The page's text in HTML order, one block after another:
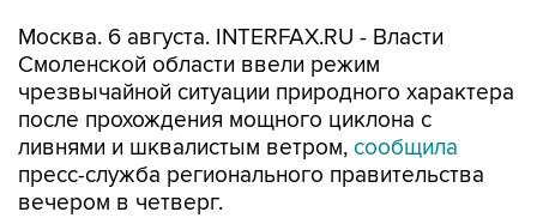
Москва. 6 августа. INTERFAX.RU - Власти
Смоленской области ввели режим
чрезвычайной ситуации природного характера
после прохождения мощного циклона с
ливнями и шквалистым ветром, сообщила
пресс-служба регионального правительства
вечером в четверг.